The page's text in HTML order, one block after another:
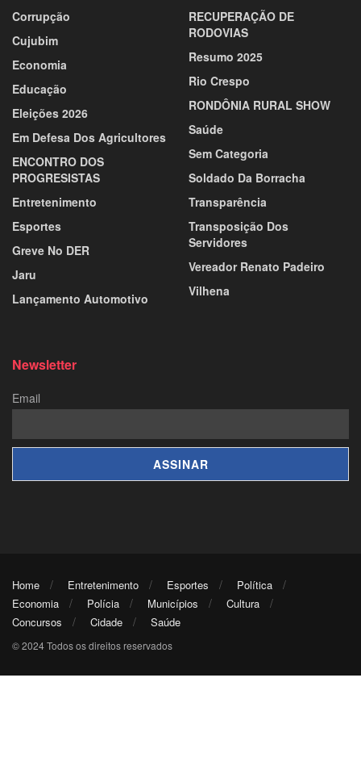
Corrupção
Cujubim
Economia
Educação
Eleições 2026
Em Defesa Dos Agricultores
ENCONTRO DOS
PROGRESISTAS
Entretenimento
Esportes
Greve No DER
Jaru
Lançamento Automotivo
RECUPERAÇÃO DE
RODOVIAS
Resumo 2025
Rio Crespo
RONDÔNIA RURAL SHOW
Saúde
Sem Categoria
Soldado Da Borracha
Transparência
Transposição Dos
Servidores
Vereador Renato Padeiro
Vilhena
Newsletter
Email
Home Entretenimento Esportes
Política
Economia
Polícia Municípios
Cultura
Concursos
Cidade Saúde
© 2024 Todos os direitos reservados